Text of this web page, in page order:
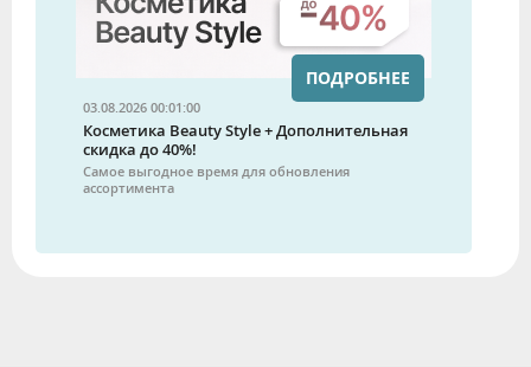
03.08.2026 00:01:00
Косметика Beauty Style + Дополнительная
скидка до 40%!
Самое выгодное время для обновления
ассортимента
ПОДРОБНЕЕ